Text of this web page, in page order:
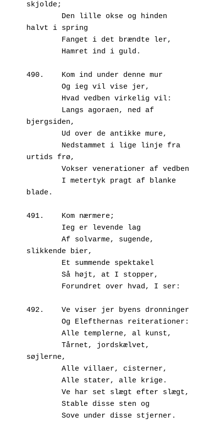
skjolde;
halvt i spring
        Fanget i det brændte ler,
        Hamret ind i guld.
490.	Kom ind under denne mur
        Og ieg vil vise jer,
        Hvad vedben virkelig vil:
bjergsiden,
        Ud over de antikke mure,
urtids frø,
        Vokser venerationer af vedben
blade.
491.	Kom nærmere;
        Ieg er levende lag
slikkende bier,
        Et summende spektakel
        Så højt, at I stopper,
        Forundret over hvad, I ser:
492.	Ve viser jer byens dronninger
        Og Elefthernas reiterationer:
        Alle templerne, al kunst,
søjlerne,
        Alle villaer, cisterner,
        Alle stater, alle krige.
        Ve har set slægt efter slægt,
        Stable disse sten og
        Sove under disse stjerner.